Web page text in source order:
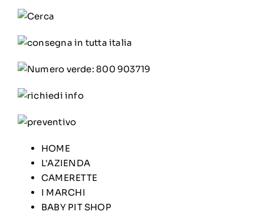
HOME
L'AZIENDA
CAMERETTE
I MARCHI
BABY PIT SHOP